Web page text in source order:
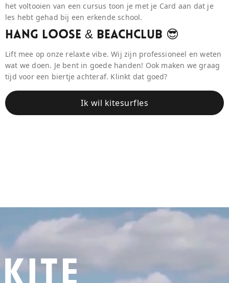
het voltooien van een cursus toon je met je Card aan dat je
les hebt gehad bij een erkende school.
Hang Loose & BeaCHCLUB 😎
Lift mee op onze relaxte vibe. Wij zijn professioneel en weten
wat we doen. Je bent in goede handen! Ook maken we graag
tijd voor een biertje achteraf. Klinkt dat goed?
Ik wil kitesurfles